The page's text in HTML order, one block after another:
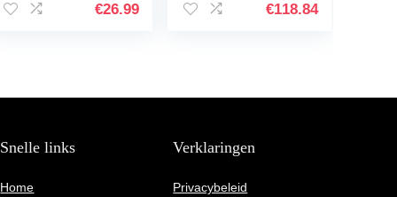
€26.99
€118.84
Snelle links
Home
Verklaringen
Privacybeleid